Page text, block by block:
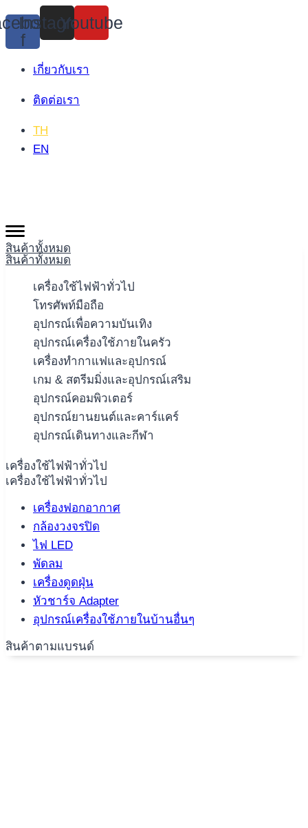
Skip
to
content
f
Instagram
Youtube
เกี่ยวกับเรา
ติดต่อเรา
TH
EN
สินค้าทั้งหมด
สินค้าทั้งหมด
เครื่องใช้ไฟฟ้าทั่วไป
โทรศัพท์มือถือ
อุปกรณ์เพื่อความบันเทิง
อุปกรณ์เครื่องใช้ภายในครัว
เครื่องทำกาแฟและอุปกรณ์
เกม & สตรีมมิ่งและอุปกรณ์เสริม
อุปกรณ์คอมพิวเตอร์
อุปกรณ์ยานยนต์และคาร์แคร์
อุปกรณ์เดินทางและกีฬา
เครื่องใช้ไฟฟ้าทั่วไป
เครื่องใช้ไฟฟ้าทั่วไป
เครื่องฟอกอากาศ
กล้องวงจรปิด
ไฟ LED
พัดลม
เครื่องดูดฝุ่น
หัวชาร์จ Adapter
อุปกรณ์เครื่องใช้ภายในบ้านอื่นๆ
สินค้าตามแบรนด์